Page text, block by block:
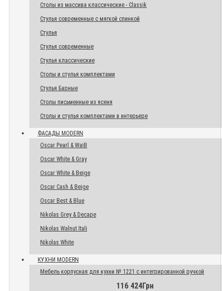
Столы из массива классические - Classik
Стулья современные с мягкой спинкой
Стулья
Стулья современные
Стулья классические
Столы и стулья комплектами
Стулья Барные
Столы письменные из ясеня
Столы и стулья комплектами в интерьере
ФАСАДЫ MODERN
Oscar Pearl & WaiB
Oscar White & Gray
Oscar White & Beige
Oscar Cash & Beige
Oscar Best & Blue
Nikolas Grey & Decape
Nikolas Walnut Itali
Nikolas White
КУХНИ MODERN
Мебель корпусная для кухни № 1221 с интегрированной ручкой
116 424Грн